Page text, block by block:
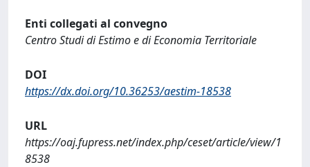
Enti collegati al convegno
Centro Studi di Estimo e di Economia Territoriale
DOI
https://dx.doi.org/10.36253/aestim-18538
URL
https://oaj.fupress.net/index.php/ceset/article/view/1
8538